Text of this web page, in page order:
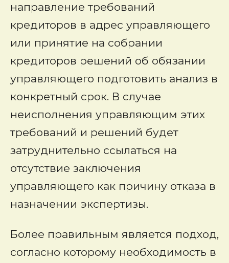
направление требований
кредиторов в адрес управляющего
или принятие на собрании
кредиторов решений об обязании
управляющего подготовить анализ в
конкретный срок. В случае
неисполнения управляющим этих
требований и решений будет
затруднительно ссылаться на
отсутствие заключения
управляющего как причину отказа в
назначении экспертизы.
Более правильным является подход,
согласно которому необходимость в